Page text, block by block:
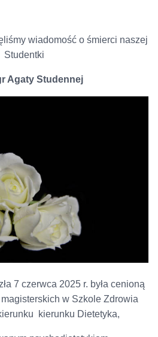
wiadomość o śmierci naszej
Studentki
Agaty Studennej
7 czerwca 2025 r. była cenioną
w Szkole Zdrowia
kierunku Dietetyka,